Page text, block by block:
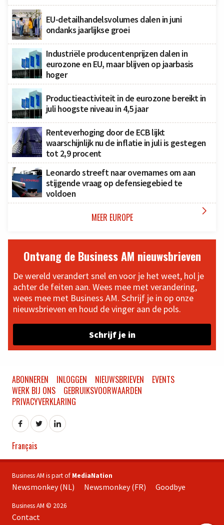
EU-detailhandelsvolumes dalen in juni
ondanks jaarlijkse groei
Industriële producentenprijzen dalen in
eurozone en EU, maar blijven op jaarbasis
hoger
Productieactiviteit in de eurozone bereikt in
juli hoogste niveau in 4,5 jaar
Renteverhoging door de ECB lijkt
waarschijnlijk nu de inflatie in juli is gestegen
tot 2,9 procent
Leonardo streeft naar overnames om aan
stijgende vraag op defensiegebied te
voldoen
MEER EUROPE 
Ontvang de Business AM nieuwsbrieven
De wereld verandert snel en voor je het weet, hol je
achter de feiten aan. Wees mee met verandering,
wees mee met Business AM. Schrijf je in op onze
nieuwsbrieven en houd de vinger aan de pols.
Schrijf je in
ABONNEREN INLOGGEN NIEUWSBRIEVEN
EVENTS
WERK BIJ ONS
GEBRUIKSVOORWAARDEN
PRIVACYVERKLARING
Français
Business AM is part of MediaNation
Newsmonkey (NL) Newsmonkey (FR) Goodbye
Business AM © 2026
Contact